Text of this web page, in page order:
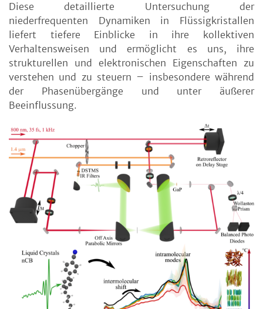
Diese detaillierte Untersuchung der
niederfrequenten Dynamiken in Flüssigkristallen
liefert tiefere Einblicke in ihre kollektiven
Verhaltensweisen und ermöglicht es uns, ihre
strukturellen und elektronischen Eigenschaften zu
verstehen und zu steuern – insbesondere während
der Phasenübergänge und unter äußerer
Beeinflussung.